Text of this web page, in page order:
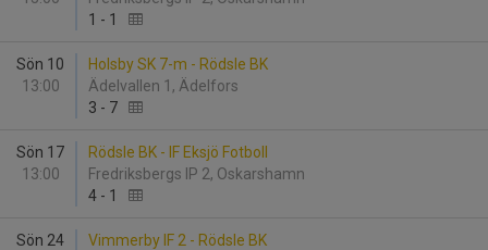
1 - 1
Sön 10
13:00
Holsby SK 7-m - Rödsle BK
Ädelvallen 1, Ädelfors
3 - 7
Sön 17
13:00
Rödsle BK - IF Eksjö Fotboll
Fredriksbergs IP 2, Oskarshamn
4 - 1
Sön 24
Vimmerby IF 2 - Rödsle BK